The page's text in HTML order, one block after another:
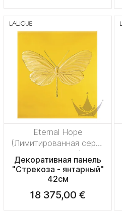
Eternal Hope
(Лимитированная серия
на 50 пред.)
Декоративная панель
"Стрекоза - янтарный"
42см
18 375,00 €